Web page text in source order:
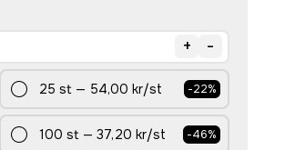
+ -
25 st — 54,00 kr/st -22%
100 st —37,20 kr/st -46%